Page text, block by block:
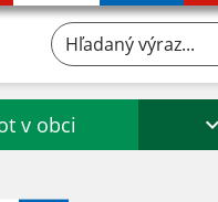
Hľadaný výraz...
v obci